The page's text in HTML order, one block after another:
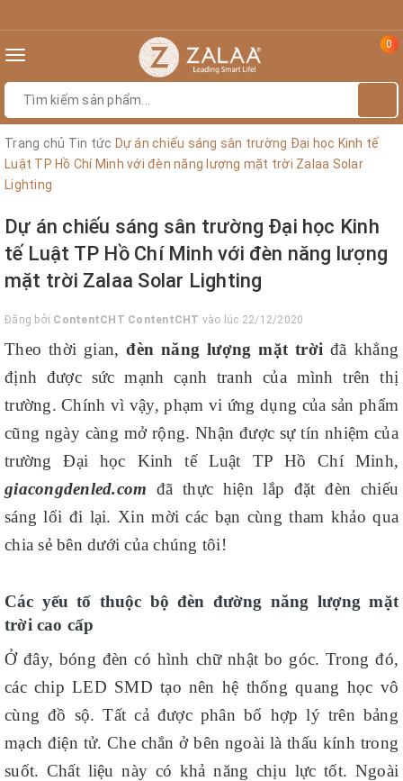
Toggle
0
Trang chủ Tin tức Dự án chiếu sáng sân trường Đại học Kinh tế
Luật TP Hồ Chí Minh với đèn năng lượng mặt trời Zalaa Solar
Lighting
Dự án chiếu sáng sân trường Đại học Kinh
tế Luật TP Hồ Chí Minh với đèn năng lượng
mặt trời Zalaa Solar Lighting
Đăng bởi ContentCHT ContentCHT vào lúc 22/12/2020
Theo thời gian,đèn năng lượng mặt trời đã khẳng
định được sức mạnh cạnh tranh của mình trên thị
trường. Chính vì vậy, phạm vi ứng dụng của sản phẩm
cũng ngày càng mở rộng. Nhận được sự tín nhiệm của
trường Đại học Kinh tế Luật TP Hồ Chí Minh,
giacongdenled.com đã thực hiện lắp đặt đèn chiếu
sáng lối đi lại. Xin mời các bạn cùng tham khảo qua
chia sẻ bên dưới của chúng tôi!
Các yếu tố thuộc bộ đèn đường năng lượng mặt
trời cao cấp
Ở đây, bóng đèn có hình chữ nhật bo góc. Trong đó,
các chip LED SMD tạo nên hệ thống quang học vô
cùng đồ sộ. Tất cả được phân bố hợp lý trên bảng
mạch điện tử. Che chắn ở bên ngoài là thấu kính trong
suốt. Chất liệu này có khả năng chịu lực tốt. Ngoài